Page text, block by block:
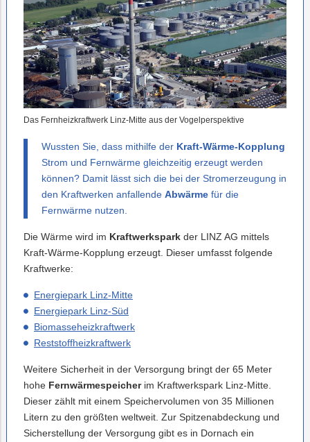
Das Fernheizkraftwerk Linz-Mitte aus der Vogelperspektive
Wussten Sie, dass mithilfe der Kraft-Wärme-Kopplung
Strom und Fernwärme gleichzeitig erzeugt werden
können? Damit lässt sich die bei der Stromerzeugung in
den Kraftwerken anfallende Abwärme für die
Fernwärme nutzen.
Die Wärme wird im Kraftwerkspark der LINZ AG mittels
Kraft-Wärme-Kopplung erzeugt. Dieser umfasst folgende
Kraftwerke:
Energiepark Linz-Mitte
Energiepark Linz-Süd
Biomasseheizkraftwerk
Reststoffheizkraftwerk
Weitere Sicherheit in der Versorgung bringt der 65 Meter
hohe Fernwärmespeicherim Kraftwerkspark Linz-Mitte.
Dieser zählt mit einem Speichervolumen von 35 Millionen
Litern zu den größten weltweit. Zur Spitzenabdeckung und
Sicherstellung der Versorgung gibt es in Dornach ein